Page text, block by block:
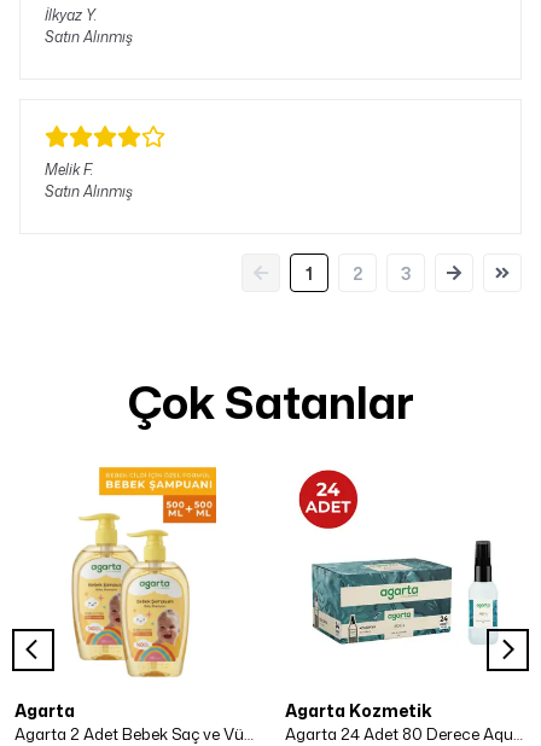
İlkyaz Y.
Satın Alınmış
MelikF.
Satın Alınmış
1 2 3
Çok Satanlar
Agarta
Agarta 2 Adet Bebek Saç ve Vücut Şampuanı 500 Ml x 2 Adet
Agarta Kozmetik
Agarta 24 Adet 80 Derece Aqua Kolonya 50 ml